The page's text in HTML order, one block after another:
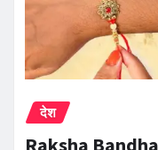
देश
Raksha